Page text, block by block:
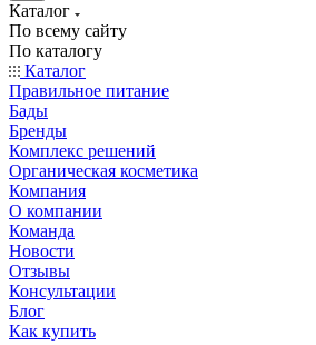
Каталог
По всему сайту
По каталогу
Каталог
Правильное питание
Бады
Бренды
Комплекс решений
Органическая косметика
Компания
О компании
Команда
Новости
Отзывы
Консультации
Блог
Как купить